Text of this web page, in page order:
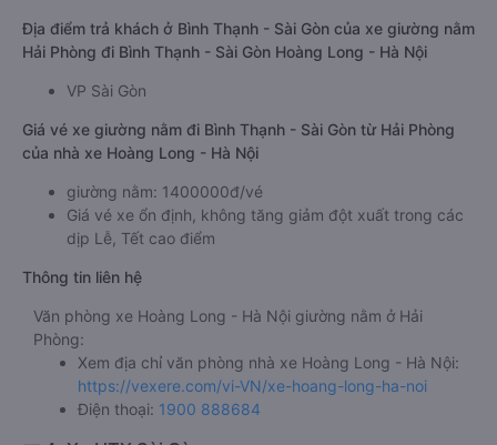
Địa điểm trả khách ở Bình Thạnh - Sài Gòn của xe giường nằm
Hải Phòng đi Bình Thạnh - Sài Gòn Hoàng Long - Hà Nội
VP Sài Gòn
Giá vé xe giường nằm đi Bình Thạnh - Sài Gòn từ Hải Phòng
của nhà xe Hoàng Long - Hà Nội
giường nằm: 1400000đ/vé
Giá vé xe ổn định, không tăng giảm đột xuất trong các
dịp Lễ, Tết cao điểm
Thông tin liên hệ
Văn phòng xe Hoàng Long - Hà Nội giường nằm ở Hải
Phòng:
Xem địa chỉ văn phòng nhà xe Hoàng Long - Hà Nội:
https://vexere.com/vi-VN/xe-hoang-long-ha-noi
Điện thoại: 1900 888684